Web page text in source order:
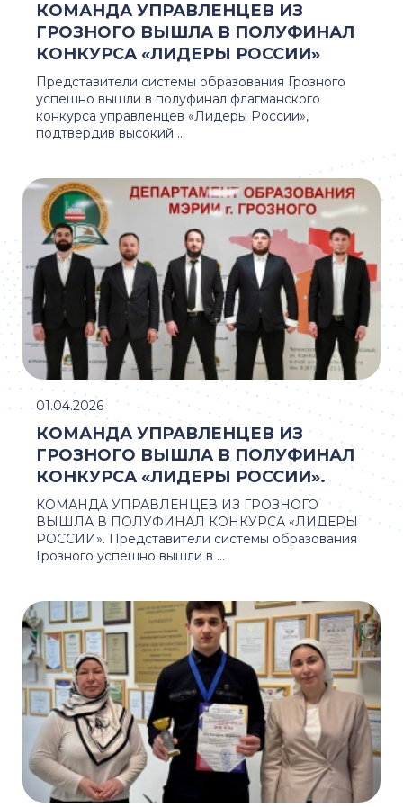
Представители системы образования Грозного
успешно вышли в полуфинал флагманского
конкурса управленцев «Лидеры России»,
подтвердив высокий ...
КОМАНДА УПРАВЛЕНЦЕВ ИЗ
ГРОЗНОГО ВЫШЛА В ПОЛУФИНАЛ
КОНКУРСА «ЛИДЕРЫ РОССИИ»
КОМАНДА УПРАВЛЕНЦЕВ ИЗ ГРОЗНОГО
ВЫШЛА В ПОЛУФИНАЛ КОНКУРСА «ЛИДЕРЫ
РОССИИ». Представители системы образования
Грозного успешно вышли в ...
КОМАНДА УПРАВЛЕНЦЕВ ИЗ
ГРОЗНОГО ВЫШЛА В ПОЛУФИНАЛ
КОНКУРСА «ЛИДЕРЫ РОССИИ».
01.04.2026